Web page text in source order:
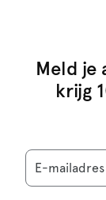
Meld je
krijg
E-mailadres